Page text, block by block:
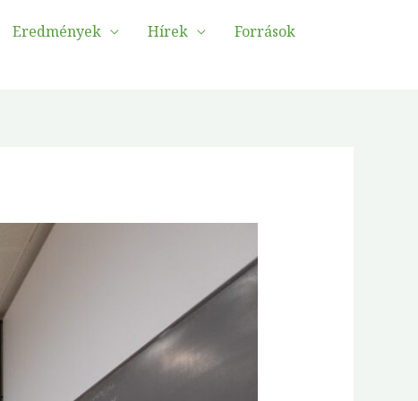
Eredmények Hírek
Források